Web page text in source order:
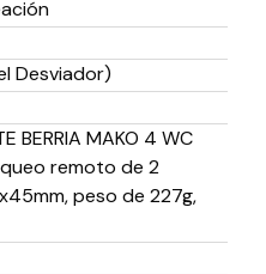
Desviador)
BERRIA MAKO 4 WC
remoto de 2
peso de 227g,